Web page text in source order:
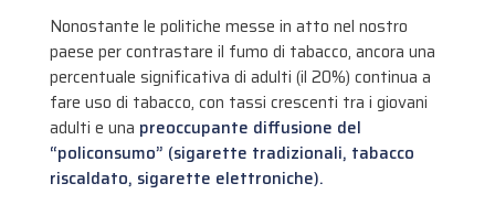
Nonostante le politiche messe in atto nel nostro
paese per contrastare il fumo di tabacco, ancora una
percentuale significativa di adulti (il 20%) continua a
fare uso di tabacco, con tassi crescenti tra i giovani
adulti e una preoccupante diffusione del
“policonsumo” (sigarette tradizionali, tabacco
riscaldato, sigarette elettroniche).